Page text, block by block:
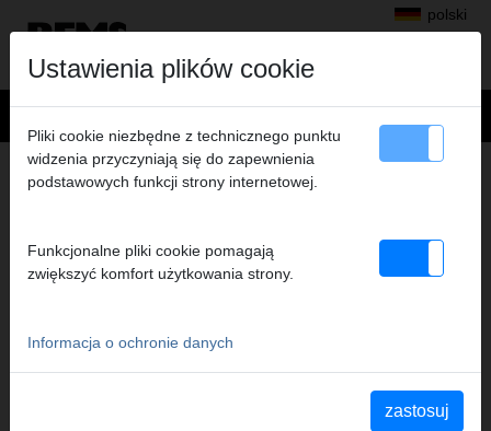
polski
OFERTA
gwintowania, maszyny do gwintowania półautomatyczne,
Ustawienia plików cookie
Pliki cookie niezbędne z technicznego punktu
widzenia przyczyniają się do zapewnienia
podstawowych funkcji strony internetowej.
Funkcjonalne pliki cookie pomagają
zwiększyć komfort użytkowania strony.
Informacja o ochronie danych
zastosuj